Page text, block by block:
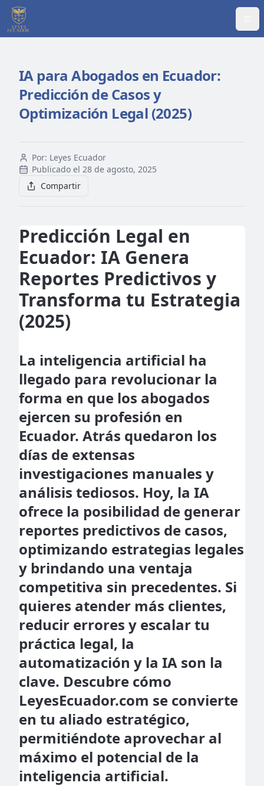
IA para Abogados en Ecuador:
Predicción de Casos y
Optimización Legal (2025)
Por: Leyes Ecuador
Publicado el 28 de agosto, 2025
Compartir
Predicción Legal en
Ecuador: IA Genera
Reportes Predictivos y
Transforma tu Estrategia
(2025)
La inteligencia artificial ha
llegado para revolucionar la
forma en que los abogados
ejercen su profesión en
Ecuador. Atrás quedaron los
días de extensas
investigaciones manuales y
análisis tediosos. Hoy, la IA
ofrece la posibilidad de generar
reportes predictivos de casos,
optimizando estrategias legales
y brindando una ventaja
competitiva sin precedentes. Si
quieres atender más clientes,
reducir errores y escalar tu
práctica legal, la
automatización y la IA son la
clave. Descubre cómo
LeyesEcuador.com se convierte
en tu aliado estratégico,
permitiéndote aprovechar al
máximo el potencial de la
inteligencia artificial.